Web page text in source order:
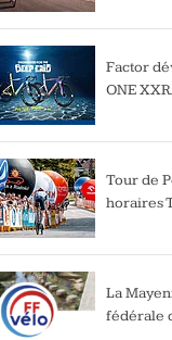
Factor
ONE
Tour de
horaires
La
fédérale